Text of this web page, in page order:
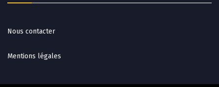
Nous contacter
Mentions légales